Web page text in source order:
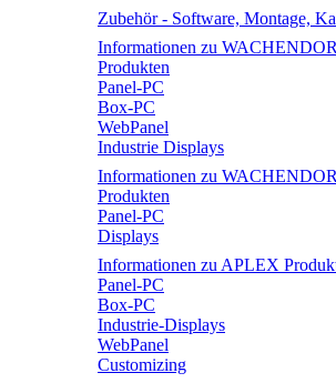
Zubehör - Software, Montage,
Informationen zu
Produkten
Panel-PC
Box-PC
WebPanel
Industrie Displays
Informationen zu
Produkten
Panel-PC
Displays
Informationen zu APLEX
Panel-PC
Box-PC
Industrie-Displays
WebPanel
Customizing